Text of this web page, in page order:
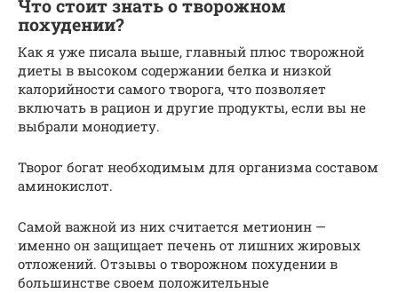
Что стоит знать о творожном
похудении?
Как я уже писала выше, главный плюс творожной
диеты в высоком содержании белка и низкой
калорийности самого творога, что позволяет
включать в рацион и другие продукты, если вы не
выбрали монодиету.
Творог богат необходимым для организма составом
аминокислот.
Самой важной из них считается метионин —
именно он защищает печень от лишних жировых
отложений. Отзывы о творожном похудении в
большинстве своем положительные